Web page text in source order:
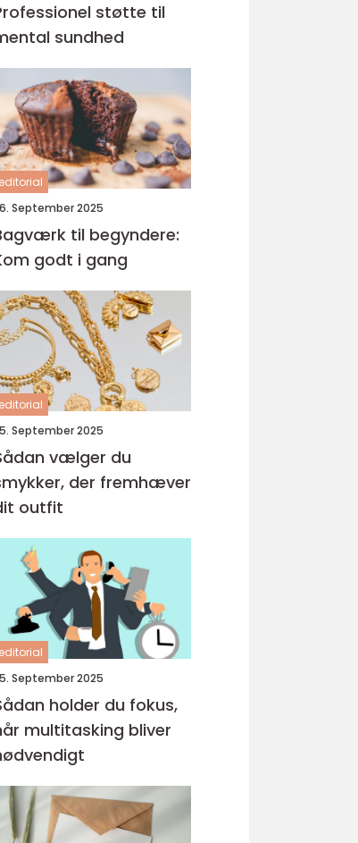
støtte til
sundhed
editorial
September 2025
til begyndere:
godt i gang
editorial
September 2025
vælger du
der fremhæver
outfit
editorial
September 2025
holder du fokus,
multitasking bliver